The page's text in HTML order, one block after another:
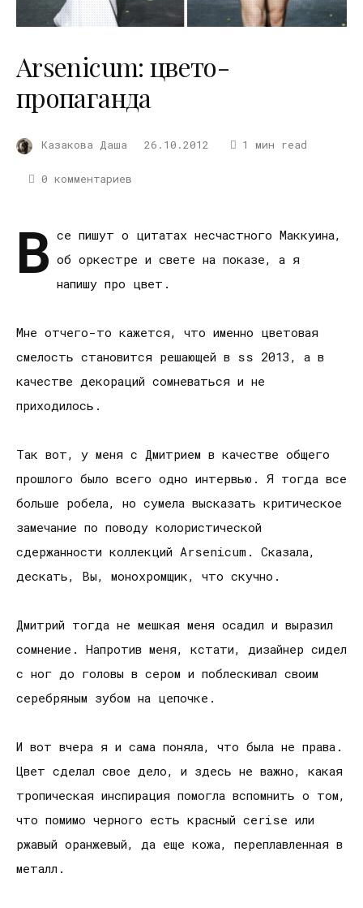
Arsenicum: цвето-
пропаганда
Казакова Даша 26.10.2012 1 мин read
0 комментариев
В се пишут о цитатах несчастного Маккуина,
об оркестре и свете на показе, а я
напишу про цвет.
Мне отчего-то кажется, что именно цветовая
смелость становится решающей в ss 2013, а в
качестве декораций сомневаться и не
приходилось.
Так вот, у меня с Дмитрием в качестве общего
прошлого было всего одно интервью. Я тогда все
больше робела, но сумела высказать критическое
замечание по поводу колористической
сдержанности коллекций Arsenicum. Сказала,
дескать, Вы, монохромщик, что скучно.
Дмитрий тогда не мешкая меня осадил и выразил
сомнение. Напротив меня, кстати, дизайнер сидел
с ног до головы в сером и поблескивал своим
серебряным зубом на цепочке.
И вот вчера я и сама поняла, что была не права.
Цвет сделал свое дело, и здесь не важно, какая
тропическая инспирация помогла вспомнить о том,
что помимо черного есть красный cerise или
ржавый оранжевый, да еще кожа, переплавленная в
металл.